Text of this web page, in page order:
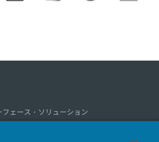
ェース・ソリューション